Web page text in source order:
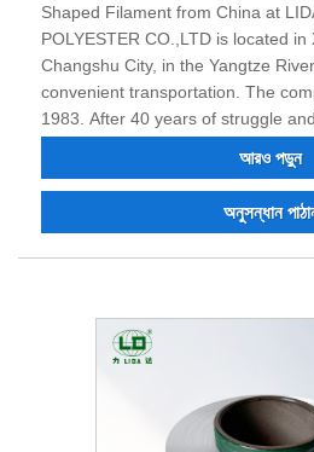
Shaped Filament from China at
POLYESTER CO.,LTD is located in
Changshu City, in the Yangtze
convenient transportation. The
1983. After 40 years of struggle
the trust and praise of many
has strong technical force,
testing equipment, stable product
China.LIDA® is Total Brgiht
Filament manufacturers and
In the domestic special fiber
Co., Ltd.'s "Lida" brand is a strong
আরও পড়ুন
অনুসন্ধান